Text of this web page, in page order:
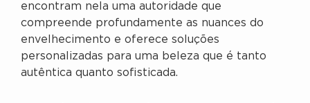
encontram nela uma autoridade que
compreende profundamente as nuances do
envelhecimento e oferece soluções
personalizadas para uma beleza que é tanto
autêntica quanto sofisticada.